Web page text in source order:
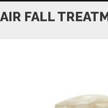
FALL